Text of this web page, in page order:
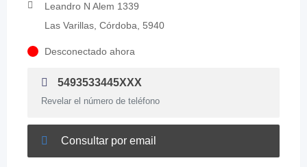
Leandro N Alem 1339
Las Varillas, Córdoba, 5940
Desconectado ahora
5493533445XXX
Revelar el número de teléfono
Consultar por email